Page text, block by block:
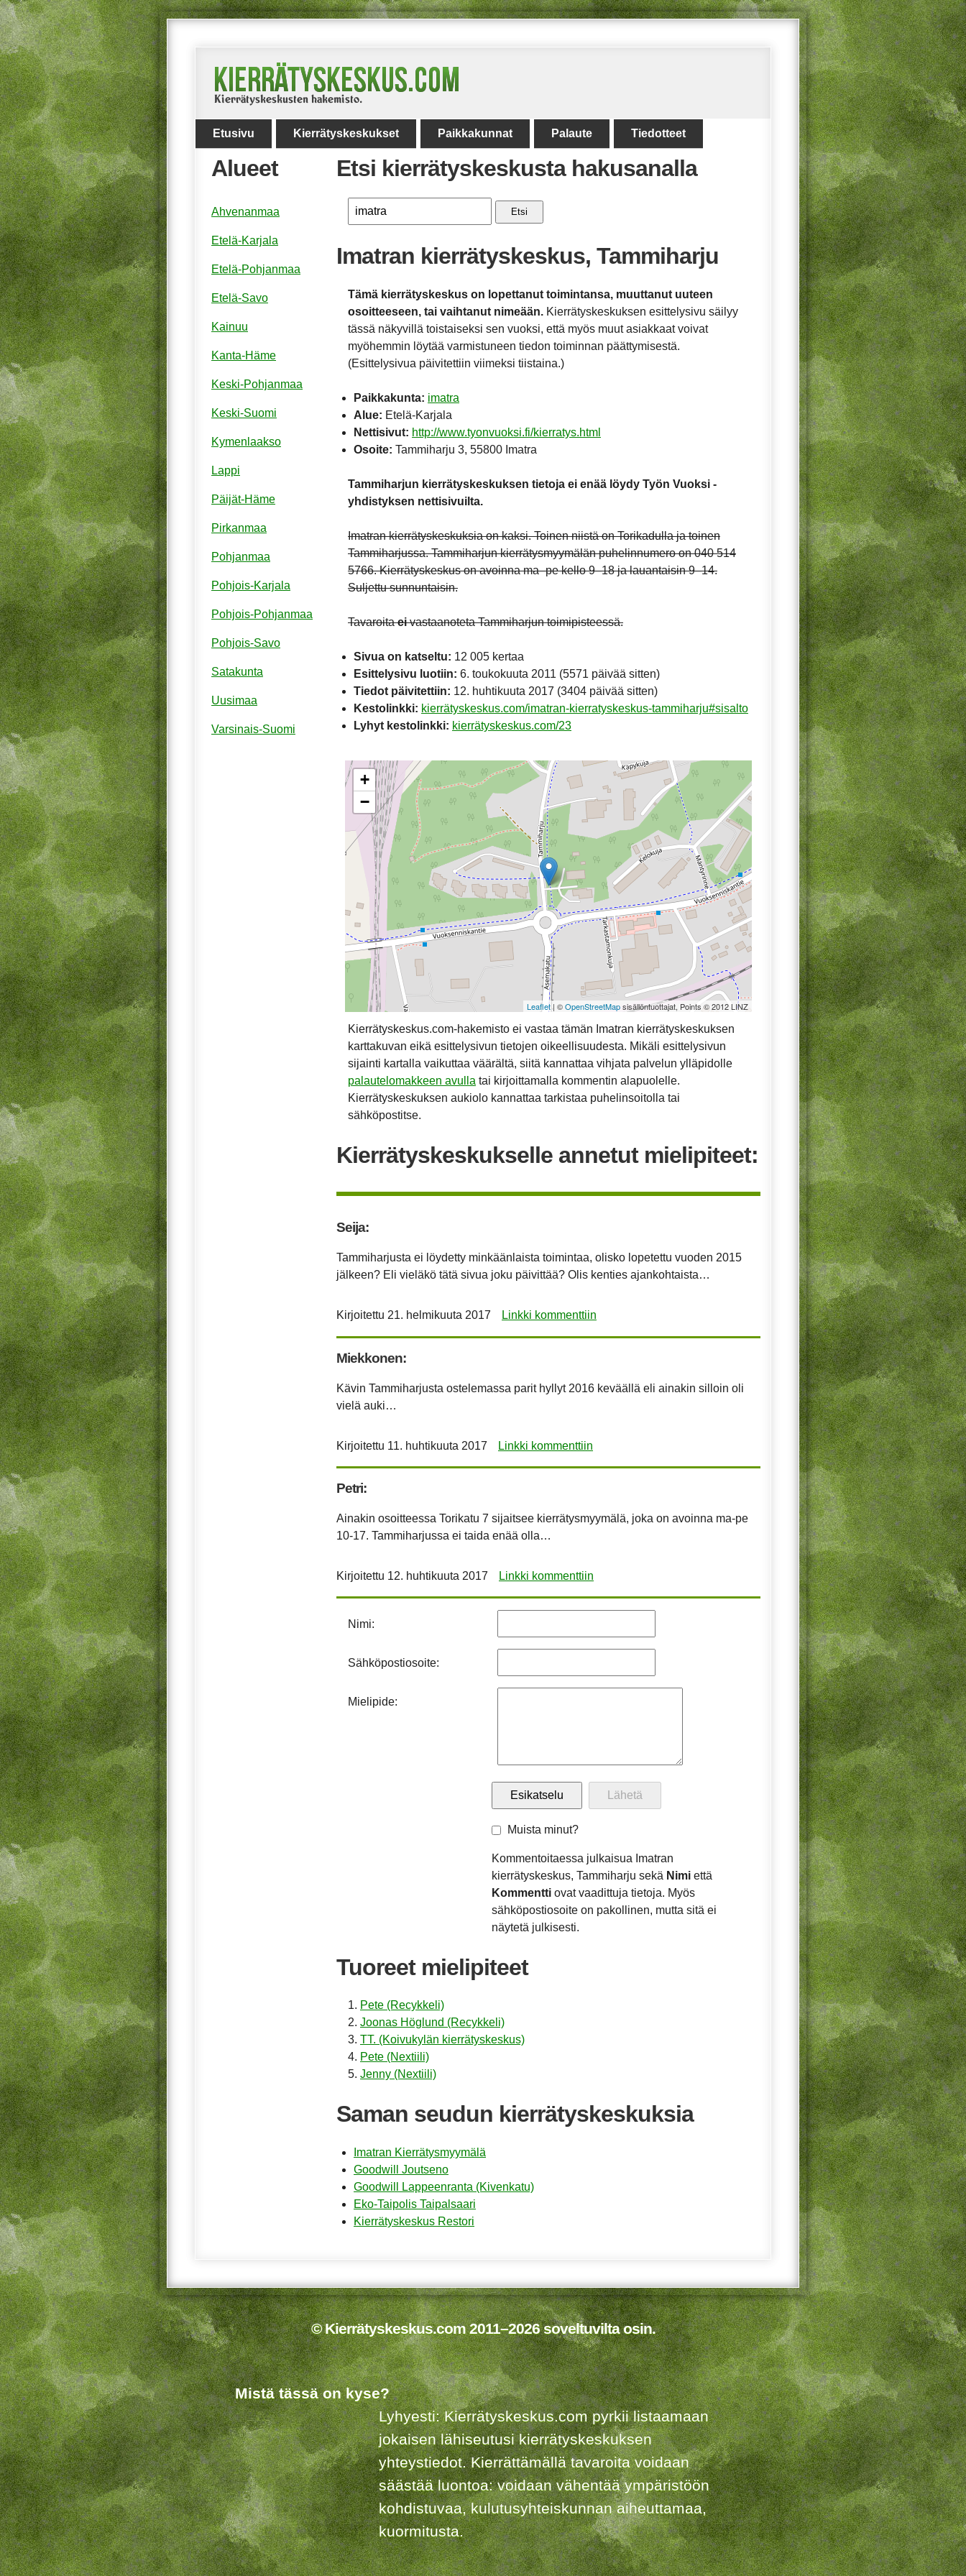
Etusivu Kierrätyskeskukset Paikkakunnat Palaute Tiedotteet
Etsi kierrätyskeskusta hakusanalla
Etsi
Imatran kierrätyskeskus, Tammiharju
Tämä kierrätyskeskus on lopettanut toimintansa, muuttanut uuteen
osoitteeseen, tai vaihtanut nimeään. Kierrätyskeskuksen esittelysivu säilyy
tässä näkyvillä toistaiseksi sen vuoksi, että myös muut asiakkaat voivat
myöhemmin löytää varmistuneen tiedon toiminnan päättymisestä.
(Esittelysivua päivitettiin viimeksi tiistaina.)
Paikkakunta: imatra
Alue: Etelä-Karjala
Nettisivut: http://www.tyonvuoksi.fi/kierratys.html
Osoite: Tammiharju 3, 55800 Imatra
Tammiharjun kierrätyskeskuksen tietoja ei enää löydy Työn Vuoksi -
yhdistyksen nettisivuilta.
Imatran kierrätyskeskuksia on kaksi. Toinen niistä on Torikadulla ja toinen
Tammiharjussa. Tammiharjun kierrätysmyymälän puhelinnumero on 040 514
5766. Kierrätyskeskus on avoinna ma–pe kello 9–18 ja lauantaisin 9–14.
Suljettu sunnuntaisin.
Tavaroitaeivastaanoteta Tammiharjun toimipisteessä.
Sivua on katseltu: 12 005 kertaa
Esittelysivu luotiin: 6. toukokuuta 2011 (5571 päivää sitten)
Tiedot päivitettiin: 12. huhtikuuta 2017 (3404 päivää sitten)
Kestolinkki: kierrätyskeskus.com/imatran-kierratyskeskus-tammiharju#sisalto
Lyhyt kestolinkki: kierrätyskeskus.com/23
+
−
Leaflet| ©OpenStreetMapsisällöntuottajat, Points © 2012 LINZ
Kierrätyskeskus.com-hakemisto ei vastaa tämän Imatran kierrätyskeskuksen
karttakuvan eikä esittelysivun tietojen oikeellisuudesta. Mikäli esittelysivun
sijainti kartalla vaikuttaa väärältä, siitä kannattaa vihjata palvelun ylläpidolle
palautelomakkeen avulla tai kirjoittamalla kommentin alapuolelle.
Kierrätyskeskuksen aukiolo kannattaa tarkistaa puhelinsoitolla tai
sähköpostitse.
Kierrätyskeskukselle annetut mielipiteet:
Seija:
Tammiharjusta ei löydetty minkäänlaista toimintaa, olisko lopetettu vuoden 2015
jälkeen? Eli vieläkö tätä sivua joku päivittää? Olis kenties ajankohtaista…
Kirjoitettu 21. helmikuuta 2017 Linkki kommenttiin
Miekkonen:
Kävin Tammiharjusta ostelemassa parit hyllyt 2016 keväällä eli ainakin silloin oli
vielä auki…
Kirjoitettu 11. huhtikuuta 2017 Linkki kommenttiin
Petri:
Ainakin osoitteessa Torikatu 7 sijaitsee kierrätysmyymälä, joka on avoinna ma-pe
10-17. Tammiharjussa ei taida enää olla…
Kirjoitettu 12. huhtikuuta 2017 Linkki kommenttiin
Nimi:
Sähköpostiosoite:
Mielipide:
Muista minut?
Kommentoitaessa julkaisua Imatran
kierrätyskeskus, Tammiharju sekä Nimi että
Kommentti ovat vaadittuja tietoja. Myös
sähköpostiosoite on pakollinen, mutta sitä ei
näytetä julkisesti.
Tuoreet mielipiteet
Pete (Recykkeli)
Joonas Höglund (Recykkeli)
TT. (Koivukylän kierrätyskeskus)
Pete (Nextiili)
Jenny (Nextiili)
Saman seudun kierrätyskeskuksia
Imatran Kierrätysmyymälä
Goodwill Joutseno
Goodwill Lappeenranta (Kivenkatu)
Eko-Taipolis Taipalsaari
Kierrätyskeskus Restori
Alueet
Ahvenanmaa
Etelä-Karjala
Etelä-Pohjanmaa
Etelä-Savo
Kainuu
Kanta-Häme
Keski-Pohjanmaa
Keski-Suomi
Kymenlaakso
Lappi
Päijät-Häme
Pirkanmaa
Pohjanmaa
Pohjois-Karjala
Pohjois-Pohjanmaa
Pohjois-Savo
Satakunta
Uusimaa
Varsinais-Suomi
© Kierrätyskeskus.com 2011–2026 soveltuvilta osin.
Mistä tässä on kyse?
Lyhyesti: Kierrätyskeskus.com pyrkii listaamaan
jokaisen lähiseutusi kierrätyskeskuksen
yhteystiedot. Kierrättämällä tavaroita voidaan
säästää luontoa: voidaan vähentää ympäristöön
kohdistuvaa, kulutusyhteiskunnan aiheuttamaa,
kuormitusta.